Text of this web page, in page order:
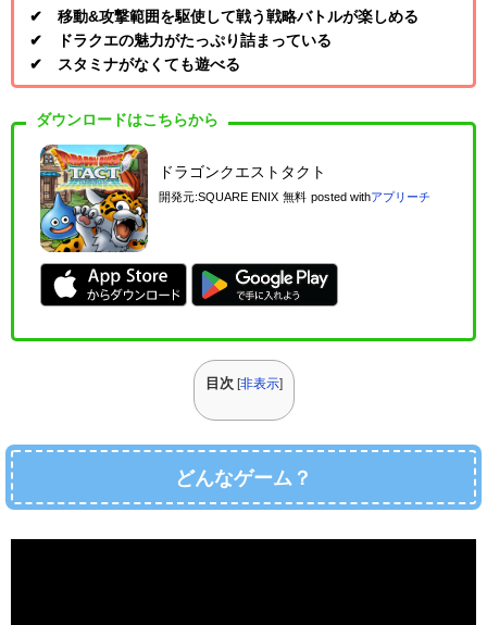
✔ 移動&攻撃範囲を駆使して戦う戦略バトルが楽しめる
✔ ドラクエの魅力がたっぷり詰まっている
✔ スタミナがなくても遊べる
ダウンロードはこちらから
ドラゴンクエストタクト
開発元:SQUARE ENIX 無料 posted withアプリーチ
目次 [非表示]
どんなゲーム？